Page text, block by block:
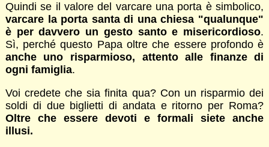
Quindi se il valore del varcare una porta è simbolico,
varcare la porta santa di una chiesa "qualunque"
è per davvero un gesto santo e misericordioso.
Sì, perché questo Papa oltre che essere profondo è
anche uno risparmioso, attento alle finanze di
ogni famiglia.
Voi credete che sia finita qua? Con un risparmio dei
soldi di due biglietti di andata e ritorno per Roma?
Oltre che essere devoti e formali siete anche
illusi.